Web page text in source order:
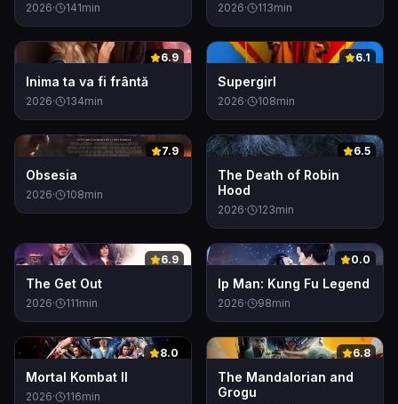
2026· 141min 2026· 113min
0 6.9
Inima ta va fi frântă
2026· 134min
0 6.1
Supergirl
2026· 108min
0 7.9
Obsesia
2026· 108min
0 6.5
The Death of Robin
Hood
2026· 123min
0 6.9
The Get Out
2026· 111min
0 0.0
Ip Man: Kung Fu Legend
2026· 98min
0 8.0
Mortal Kombat II
2026· 116min
0 6.8
The Mandalorian and
Grogu